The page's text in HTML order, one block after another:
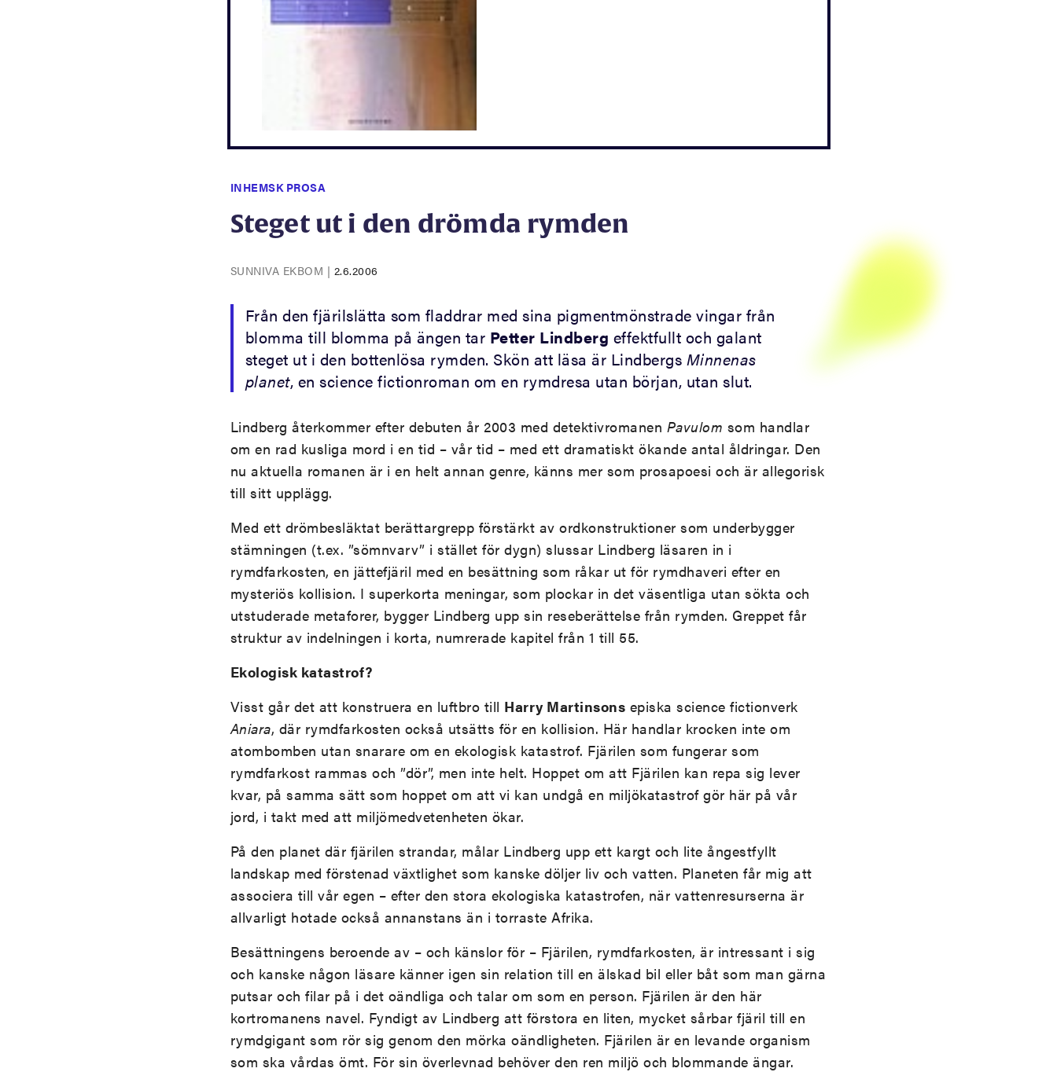
INHEMSK PROSA
Steget ut i den drömda rymden
SUNNIVA EKBOM | 2.6.2006
Från den fjärilslätta som fladdrar med sina pigmentmönstrade vingar från
blomma till blomma på ängen tar Petter Lindberg effektfullt och galant
steget ut i den bottenlösa rymden. Skön att läsa är Lindbergs Minnenas
planet, en science fictionroman om en rymdresa utan början, utan slut.
Lindberg återkommer efter debuten år 2003 med detektivromanen Pavulom som handlar
om en rad kusliga mord i en tid – vår tid – med ett dramatiskt ökande antal åldringar. Den
nu aktuella romanen är i en helt annan genre, känns mer som prosapoesi och är allegorisk
till sitt upplägg.
Med ett drömbesläktat berättargrepp förstärkt av ordkonstruktioner som underbygger
stämningen (t.ex. ”sömnvarv” i stället för dygn) slussar Lindberg läsaren in i
rymdfarkosten, en jättefjäril med en besättning som råkar ut för rymdhaveri efter en
mysteriös kollision. I superkorta meningar, som plockar in det väsentliga utan sökta och
utstuderade metaforer, bygger Lindberg upp sin reseberättelse från rymden. Greppet får
struktur av indelningen i korta, numrerade kapitel från 1 till 55.
Ekologisk katastrof?
Visst går det att konstruera en luftbro till Harry Martinsons episka science fictionverk
Aniara, där rymdfarkosten också utsätts för en kollision. Här handlar krocken inte om
atombomben utan snarare om en ekologisk katastrof. Fjärilen som fungerar som
rymdfarkost rammas och ”dör”, men inte helt. Hoppet om att Fjärilen kan repa sig lever
kvar, på samma sätt som hoppet om att vi kan undgå en miljökatastrof gör här på vår
jord, i takt med att miljömedvetenheten ökar.
På den planet där fjärilen strandar, målar Lindberg upp ett kargt och lite ångestfyllt
landskap med förstenad växtlighet som kanske döljer liv och vatten. Planeten får mig att
associera till vår egen – efter den stora ekologiska katastrofen, när vattenresurserna är
allvarligt hotade också annanstans än i torraste Afrika.
Besättningens beroende av – och känslor för – Fjärilen, rymdfarkosten, är intressant i sig
och kanske någon läsare känner igen sin relation till en älskad bil eller båt som man gärna
putsar och filar på i det oändliga och talar om som en person. Fjärilen är den här
kortromanens navel. Fyndigt av Lindberg att förstora en liten, mycket sårbar fjäril till en
rymdgigant som rör sig genom den mörka oändligheten. Fjärilen är en levande organism
som ska vårdas ömt. För sin överlevnad behöver den ren miljö och blommande ängar.